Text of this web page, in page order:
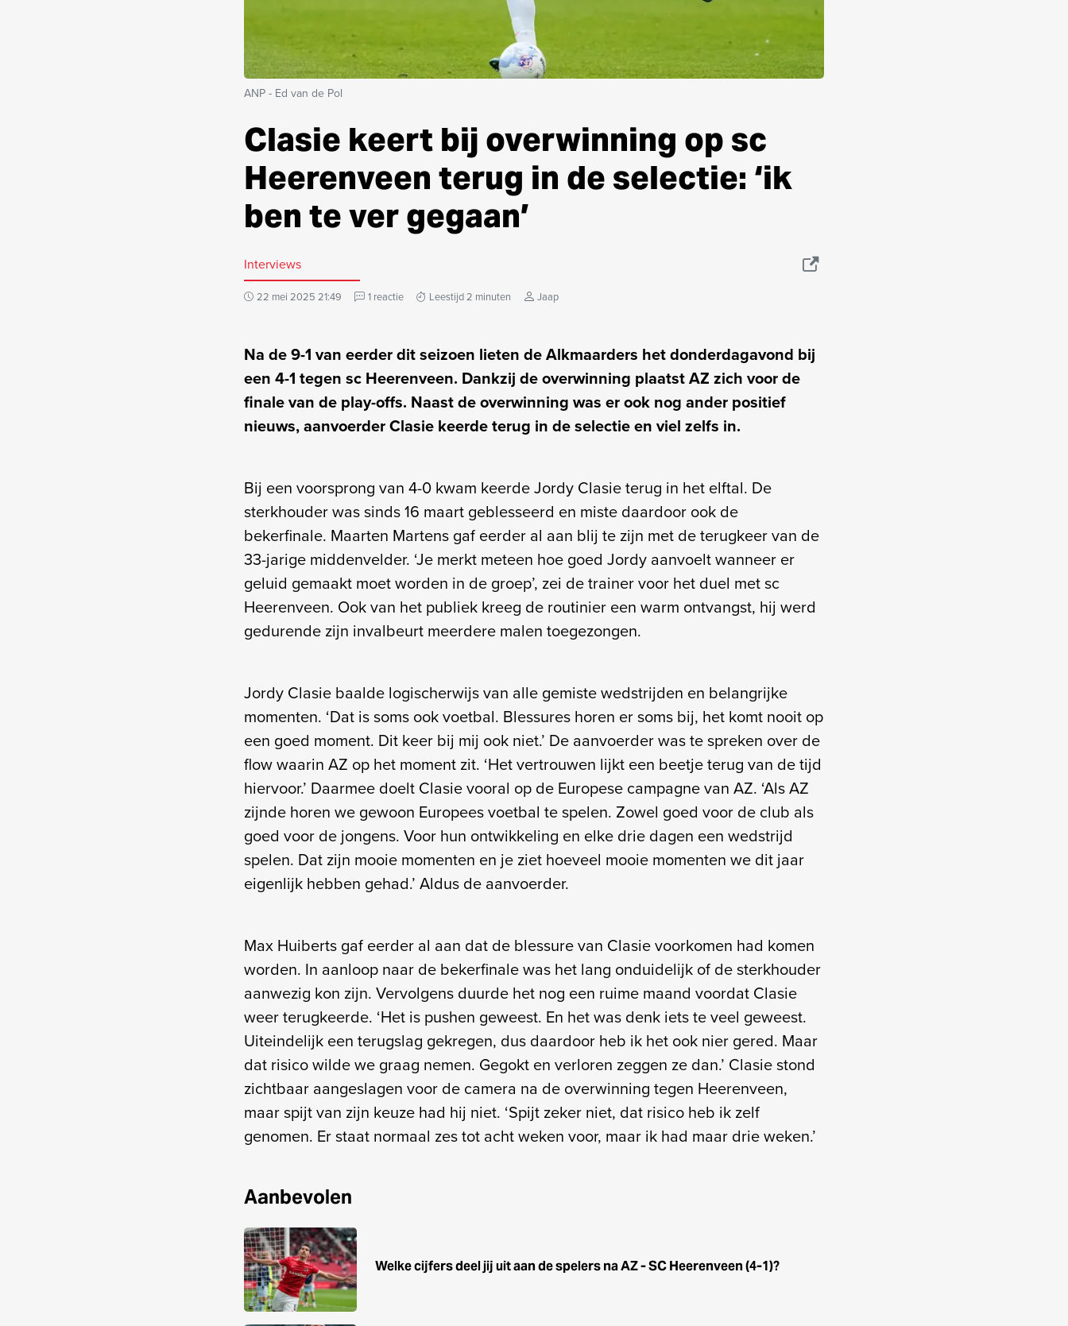
ANP - Ed van de Pol
Clasie keert bij overwinning op sc
Heerenveen terug in de selectie: ‘ik
ben te ver gegaan’
Interviews
22 mei 2025 21:49 1 reactie Leestijd 2 minuten Jaap
Na de 9-1 van eerder dit seizoen lieten de Alkmaarders het donderdagavond bij
een 4-1 tegen sc Heerenveen. Dankzij de overwinning plaatst AZ zich voor de
finale van de play-offs. Naast de overwinning was er ook nog ander positief
nieuws, aanvoerder Clasie keerde terug in de selectie en viel zelfs in.
Bij een voorsprong van 4-0 kwam keerde Jordy Clasie terug in het elftal. De
sterkhouder was sinds 16 maart geblesseerd en miste daardoor ook de
bekerfinale. Maarten Martens gaf eerder al aan blij te zijn met de terugkeer van de
33-jarige middenvelder. ‘Je merkt meteen hoe goed Jordy aanvoelt wanneer er
geluid gemaakt moet worden in de groep’, zei de trainer voor het duel met sc
Heerenveen. Ook van het publiek kreeg de routinier een warm ontvangst, hij werd
gedurende zijn invalbeurt meerdere malen toegezongen.
Jordy Clasie baalde logischerwijs van alle gemiste wedstrijden en belangrijke
momenten. ‘Dat is soms ook voetbal. Blessures horen er soms bij, het komt nooit op
een goed moment. Dit keer bij mij ook niet.’ De aanvoerder was te spreken over de
flow waarin AZ op het moment zit. ‘Het vertrouwen lijkt een beetje terug van de tijd
hiervoor.’ Daarmee doelt Clasie vooral op de Europese campagne van AZ. ‘Als AZ
zijnde horen we gewoon Europees voetbal te spelen. Zowel goed voor de club als
goed voor de jongens. Voor hun ontwikkeling en elke drie dagen een wedstrijd
spelen. Dat zijn mooie momenten en je ziet hoeveel mooie momenten we dit jaar
eigenlijk hebben gehad.’ Aldus de aanvoerder.
Max Huiberts gaf eerder al aan dat de blessure van Clasie voorkomen had komen
worden. In aanloop naar de bekerfinale was het lang onduidelijk of de sterkhouder
aanwezig kon zijn. Vervolgens duurde het nog een ruime maand voordat Clasie
weer terugkeerde. ‘Het is pushen geweest. En het was denk iets te veel geweest.
Uiteindelijk een terugslag gekregen, dus daardoor heb ik het ook nier gered. Maar
dat risico wilde we graag nemen. Gegokt en verloren zeggen ze dan.’ Clasie stond
zichtbaar aangeslagen voor de camera na de overwinning tegen Heerenveen,
maar spijt van zijn keuze had hij niet. ‘Spijt zeker niet, dat risico heb ik zelf
genomen. Er staat normaal zes tot acht weken voor, maar ik had maar drie weken.’
Aanbevolen
Welke cijfers deel jij uit aan de spelers na AZ - SC Heerenveen (4-1)?